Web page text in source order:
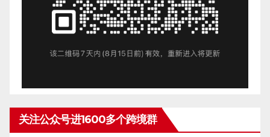
关注公众号进1600多个跨境群